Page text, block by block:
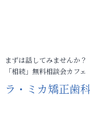
まずは話してみませんか？
「相続」無料相談会カフェ
ラ・ミカ矯正歯